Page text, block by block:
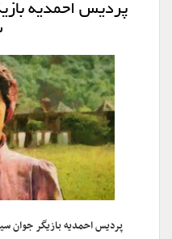
پردیس احمدیه
پردیس احمدیه بازیگر جوان